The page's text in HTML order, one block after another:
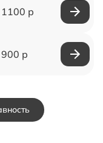
1100 р
900 р